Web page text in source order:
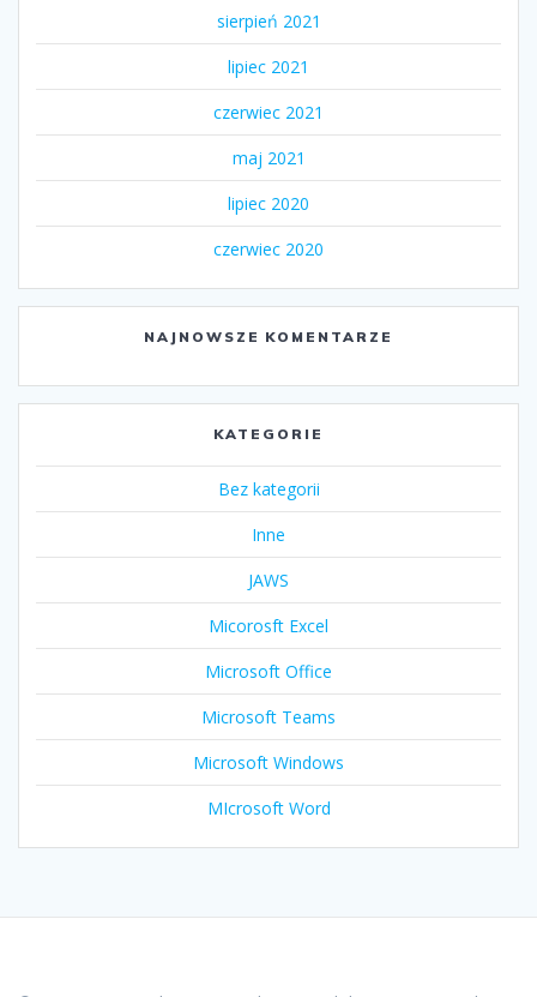
sierpień 2021
lipiec 2021
czerwiec 2021
maj 2021
lipiec 2020
czerwiec 2020
NAJNOWSZE KOMENTARZE
KATEGORIE
Bez kategorii
Inne
JAWS
Micorosft Excel
Microsoft Office
Microsoft Teams
Microsoft Windows
MIcrosoft Word